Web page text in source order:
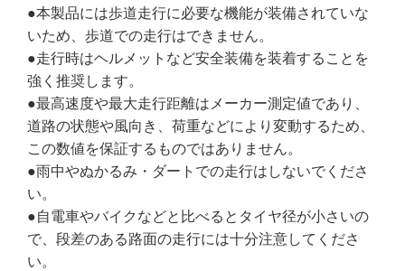
●本製品には歩道走行に必要な機能が装備されていな
いため、歩道での走行はできません。
●走行時はヘルメットなど安全装備を装着することを
強く推奨します。
●最高速度や最大走行距離はメーカー測定値であり、
道路の状態や風向き、荷重などにより変動するため、
この数値を保証するものではありません。
●雨中やぬかるみ・ダートでの走行はしないでくださ
い。
●自電車やバイクなどと比べるとタイヤ径が小さいの
で、段差のある路面の走行には十分注意してくださ
い。